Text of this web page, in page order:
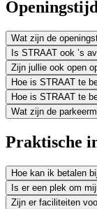
Wat zijn de
Is STRAAT ook ’s
Zijn jullie ook open
Hoe is STRAAT te
Hoe is STRAAT te
Wat zijn de
Praktische
Hoe kan ik betalen
Is er een plek om
Zijn er faciliteiten